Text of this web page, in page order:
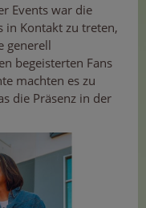
Events war die
in Kontakt zu treten,
generell
begeisterten Fans
machten es zu
die Präsenz in der